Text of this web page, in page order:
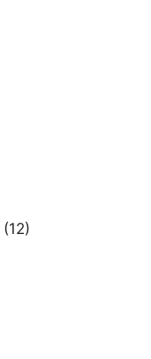
(12)